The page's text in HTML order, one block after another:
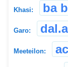
Khasi: ba
Garo: dal.a
Meeteilon: